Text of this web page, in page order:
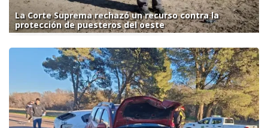
La Corte Suprema rechazó un recurso contra la
protección de puesteros del oeste